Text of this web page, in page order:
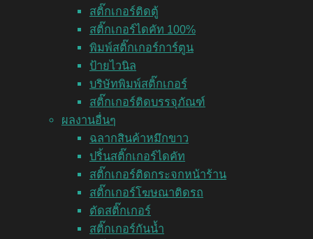
สติ๊กเกอร์ติดตู้
สติ๊กเกอร์ไดคัท 100%
พิมพ์สติ๊กเกอร์การ์ตูน
ป้ายไวนิล
บริษัทพิมพ์สติ๊กเกอร์
สติ๊กเกอร์ติดบรรจุภัณฑ์
ผลงานอื่นๆ
ฉลากสินค้าหมึกขาว
ปริ้นสติ๊กเกอร์ไดคัท
สติ๊กเกอร์ติดกระจกหน้าร้าน
สติ๊กเกอร์โฆษณาติดรถ
ตัดสติ๊กเกอร์
สติ๊กเกอร์กันน้ำ